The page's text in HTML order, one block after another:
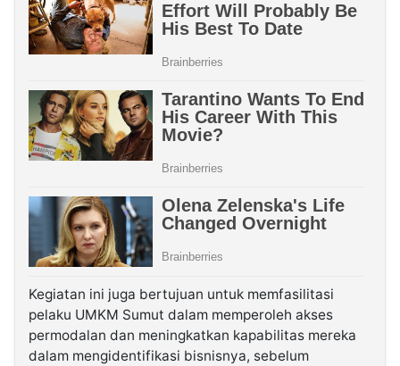
Kegiatan ini juga bertujuan untuk memfasilitasi
pelaku UMKM Sumut dalam memperoleh akses
permodalan dan meningkatkan kapabilitas mereka
dalam mengidentifikasi bisnisnya, sebelum